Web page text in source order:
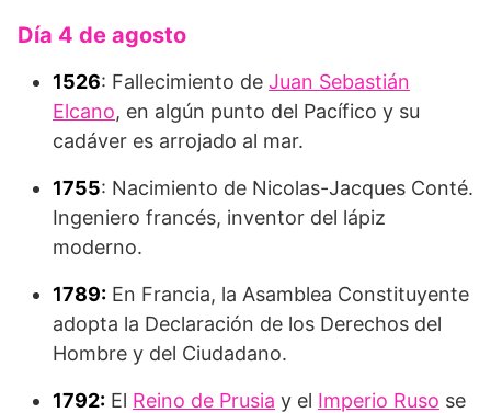
Día 4 de agosto
1526: Fallecimiento de Juan Sebastián
Elcano, en algún punto del Pacífico y su
cadáver es arrojado al mar.
1755: Nacimiento de Nicolas-Jacques Conté.
Ingeniero francés, inventor del lápiz
moderno.
1789: En Francia, la Asamblea Constituyente
adopta la Declaración de los Derechos del
Hombre y del Ciudadano.
1792: El Reino de Prusia y el Imperio Ruso se